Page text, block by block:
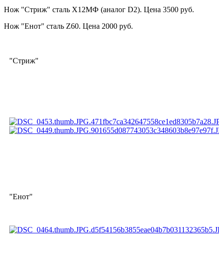
Нож "Стриж" сталь Х12МФ (аналог D2). Цена 3500 руб.
Нож "Енот" сталь Z60. Цена 2000 руб.
"Стриж"
"Енот"